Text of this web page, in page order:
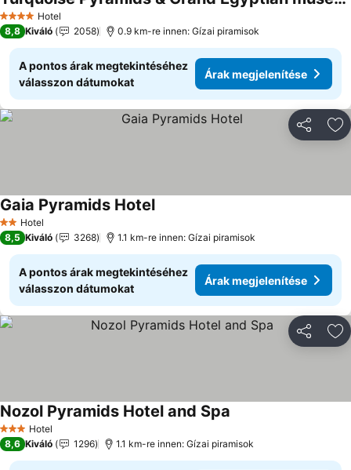
4 KategóriaHotel
Árak megjelenítése
8,8 Kiváló 2058 0.9 km-re innen: Gízai piramisok
A pontos árak megtekintéséhez
válasszon dátumokat
Árak megjelenítése
2 Kategória
Hotel
Gaia Pyramids HotelÁrak megjelenítése
8,5 Kiváló 3268 1.1 km-re innen: Gízai piramisok
A pontos árak megtekintéséhez
válasszon dátumokat
Árak megjelenítése
3 Kategória
Hotel
Nozol Pyramids Hotel and Spa
8,6 Kiváló 1296 1.1 km-re innen: Gízai piramisok